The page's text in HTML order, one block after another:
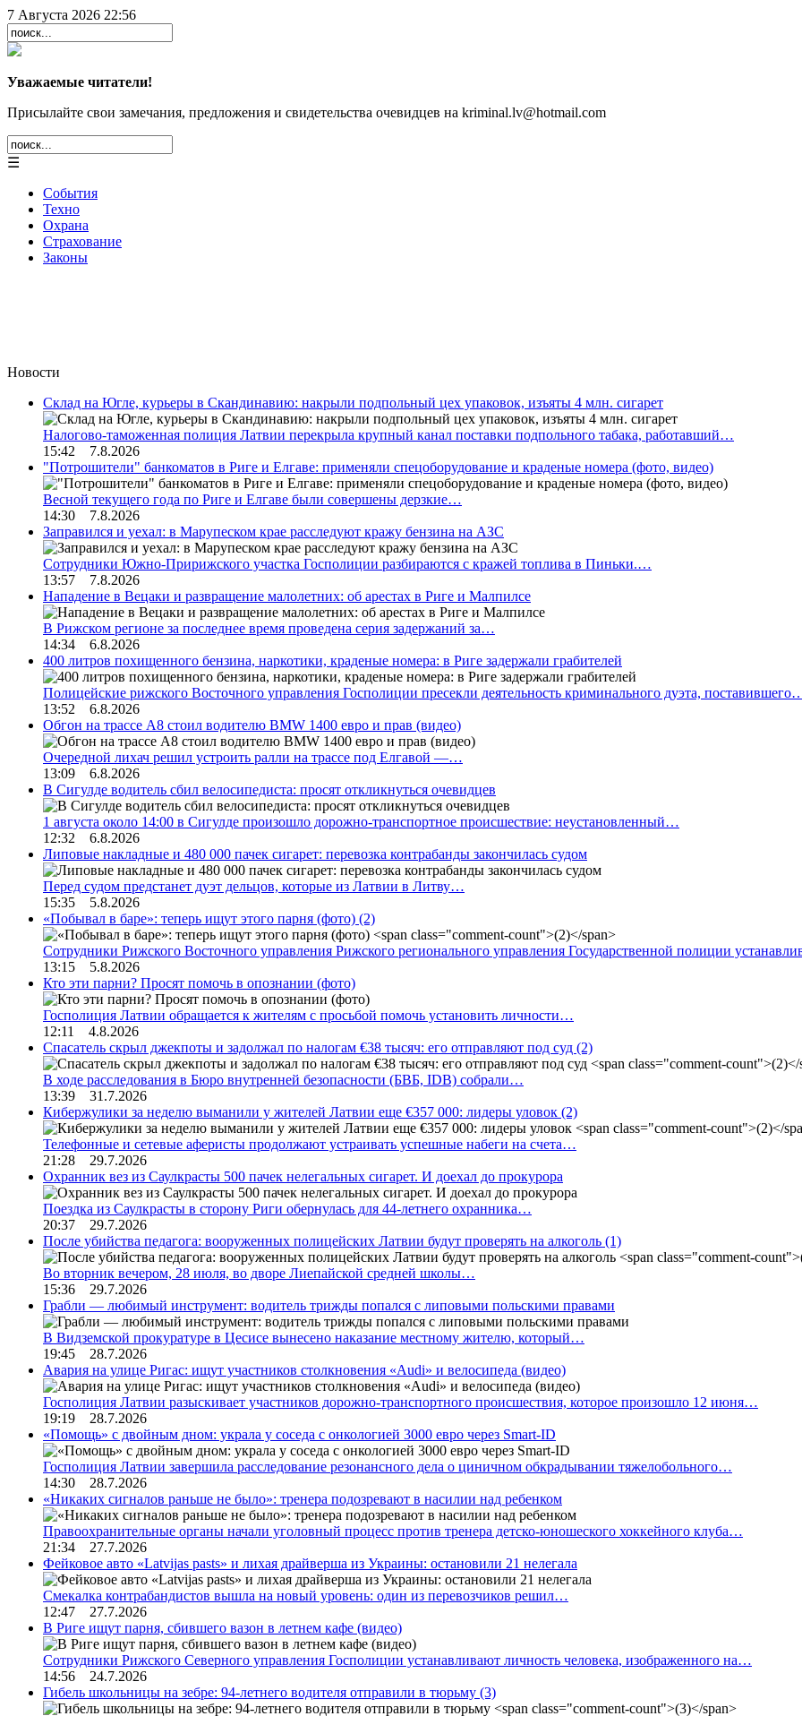
7 Августа 2026 22:56
Уважаемые читатели!
Присылайте свои замечания, предложения и свидетельства очевидцев на kriminal.lv@hotmail.com
☰
События
Техно
Охрана
Страхование
Законы
Новости
Склад на Югле, курьеры в Скандинавию: накрыли подпольный цех упаковок, изъяты 4 млн. сигарет
Налогово-таможенная полиция Латвии перекрыла крупный канал поставки подпольного табака, работавший…
15:42 7.8.2026
"Потрошители" банкоматов в Риге и Елгаве: применяли спецоборудование и краденые номера (фото, видео)
Весной текущего года по Риге и Елгаве были совершены дерзкие…
14:30 7.8.2026
Заправился и уехал: в Марупеском крае расследуют кражу бензина на АЗС
Сотрудники Южно-Пририжского участка Госполиции разбираются с кражей топлива в Пиньки.…
13:57 7.8.2026
Нападение в Вецаки и развращение малолетних: об арестах в Риге и Малпилсе
В Рижском регионе за последнее время проведена серия задержаний за…
14:34 6.8.2026
400 литров похищенного бензина, наркотики, краденые номера: в Риге задержали грабителей
Полицейские рижского Восточного управления Госполиции пресекли деятельность криминального дуэта,
13:52 6.8.2026
Обгон на трассе А8 стоил водителю BMW 1400 евро и прав (видео)
Очередной лихач решил устроить ралли на трассе под Елгавой —…
13:09 6.8.2026
В Сигулде водитель сбил велосипедиста: просят откликнуться очевидцев
1 августа около 14:00 в Сигулде произошло дорожно-транспортное происшествие: неустановленный…
12:32 6.8.2026
Липовые накладные и 480 000 пачек сигарет: перевозка контрабанды закончилась судом
Перед судом предстанет дуэт дельцов, которые из Латвии в Литву…
15:35 5.8.2026
«Побывал в баре»: теперь ищут этого парня (фото) (2)
Сотрудники Рижского Восточного управления Рижского регионального управления Государственной полиции
13:15 5.8.2026
Кто эти парни? Просят помочь в опознании (фото)
Госполиция Латвии обращается к жителям с просьбой помочь установить личности…
12:11 4.8.2026
Спасатель скрыл джекпоты и задолжал по налогам €38 тысяч: его отправляют под суд (2)
В ходе расследования в Бюро внутренней безопасности (БВБ, IDB) собрали…
13:39 31.7.2026
Кибержулики за неделю выманили у жителей Латвии еще €357 000: лидеры уловок (2)
Телефонные и сетевые аферисты продолжают устраивать успешные набеги на счета…
21:28 29.7.2026
Охранник вез из Саулкрасты 500 пачек нелегальных сигарет. И доехал до прокурора
Поездка из Саулкрасты в сторону Риги обернулась для 44-летнего охранника…
20:37 29.7.2026
После убийства педагога: вооруженных полицейских Латвии будут проверять на алкоголь (1)
Во вторник вечером, 28 июля, во дворе Лиепайской средней школы…
15:36 29.7.2026
Грабли — любимый инструмент: водитель трижды попался с липовыми польскими правами
В Видземской прокуратуре в Цесисе вынесено наказание местному жителю, который…
19:45 28.7.2026
Авария на улице Ригас: ищут участников столкновения «Audi» и велосипеда (видео)
Госполиция Латвии разыскивает участников дорожно-транспортного происшествия, которое произошло 12 июня…
19:19 28.7.2026
«Помощь» с двойным дном: украла у соседа с онкологией 3000 евро через Smart-ID
Госполиция Латвии завершила расследование резонансного дела о циничном обкрадывании тяжелобольного…
14:30 28.7.2026
«Никаких сигналов раньше не было»: тренера подозревают в насилии над ребенком
Правоохранительные органы начали уголовный процесс против тренера детско-юношеского хоккейного клуба…
21:34 27.7.2026
Фейковое авто «Latvijas pasts» и лихая драйверша из Украины: остановили 21 нелегала
Смекалка контрабандистов вышла на новый уровень: один из перевозчиков решил…
12:47 27.7.2026
В Риге ищут парня, сбившего вазон в летнем кафе (видео)
Сотрудники Рижского Северного управления Госполиции устанавливают личность человека, изображенного на…
14:56 24.7.2026
Гибель школьницы на зебре: 94-летнего водителя отправили в тюрьму (3)